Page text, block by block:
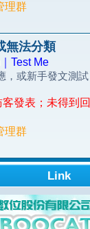
理群
無法分類
Test Me
，或新手發文測
客發表；未得到
理群
Link